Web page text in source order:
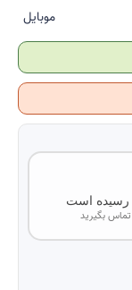
موبایل
رسیده است
بگیرید